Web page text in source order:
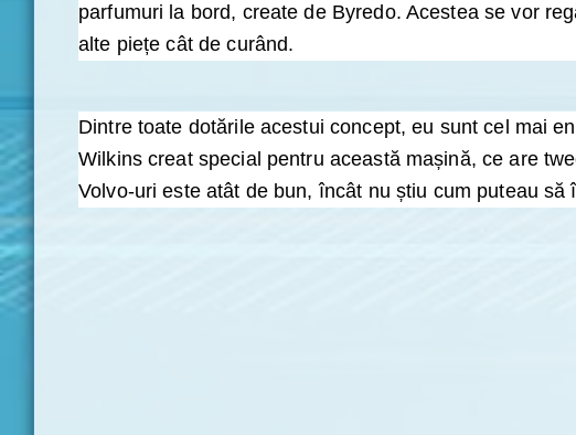
parfumuri la bord, create de Byredo. Acestea se vor
alte piețe cât de curând.
Dintre toate dotările acestui concept, eu sunt cel mai
Wilkins creat special pentru această mașină, ce are
Volvo-uri este atât de bun, încât nu știu cum puteau să